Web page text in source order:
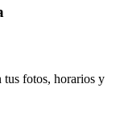
tus fotos, horarios y